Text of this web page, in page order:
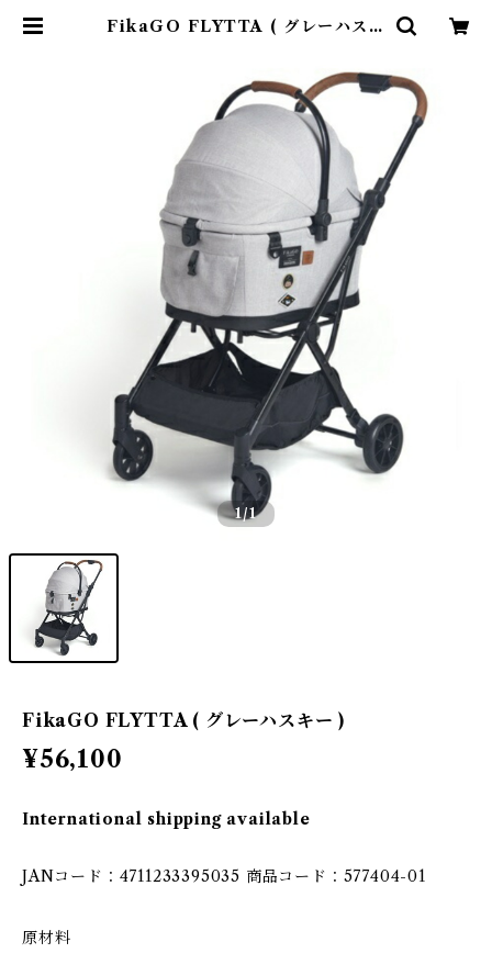
FikaGO FLYTTA ( グレーハスキ
1/1
FikaGO FLYTTA ( グレーハスキー )
¥56,100
International shipping available
JANコード：4711233395035 商品コード：577404-01
原材料